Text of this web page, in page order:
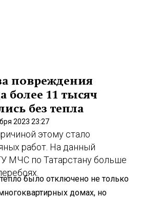
повреждения
более 11 тысяч
без тепла
2023 23:27
этому стало
работ. На данный
МЧС по Татарстану больше
было отключено не только
домах, но